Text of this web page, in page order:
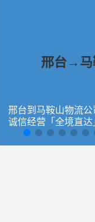
邢台→马
邢台到马鞍山物流公
诚信经营「全境直达